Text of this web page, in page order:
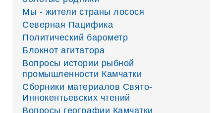
Мы - жители страны лосося
Северная Пацифика
Политический барометр
Блокнот агитатора
Вопросы истории рыбной
промышленности Камчатки
Сборники материалов Свято-
Иннокентьевских чтений
Вопросы географии Камчатки